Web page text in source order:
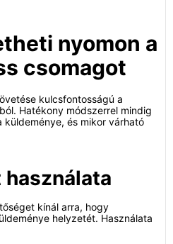
nyomon a
csomagot
kulcsfontosságú a
Hatékony módszerrel mindig
és mikor várható
kínál arra, hogy
helyzetét. Használata